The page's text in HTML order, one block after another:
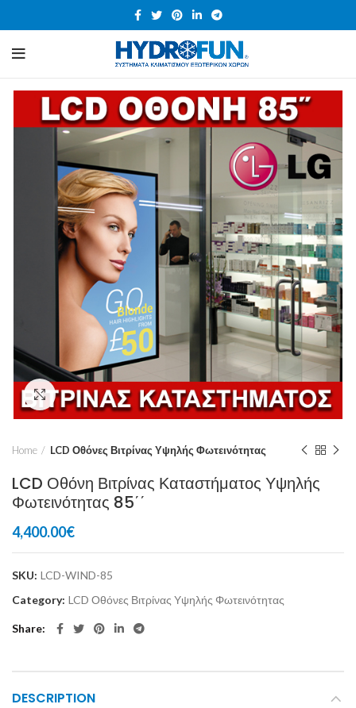
Click to enlarge
Home LCD Οθόνες Βιτρίνας Υψηλής Φωτεινότητας
LCD Οθόνη Βιτρίνας Καταστήματος Υψηλής
Φωτεινότητας 85΄΄
4,400.00€
SKU: LCD-WIND-85
Category: LCD Οθόνες Βιτρίνας Υψηλής Φωτεινότητας
Share
DESCRIPTION